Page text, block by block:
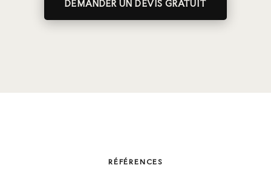
DEMANDER UN DEVIS GRATUIT
RÉFÉRENCES